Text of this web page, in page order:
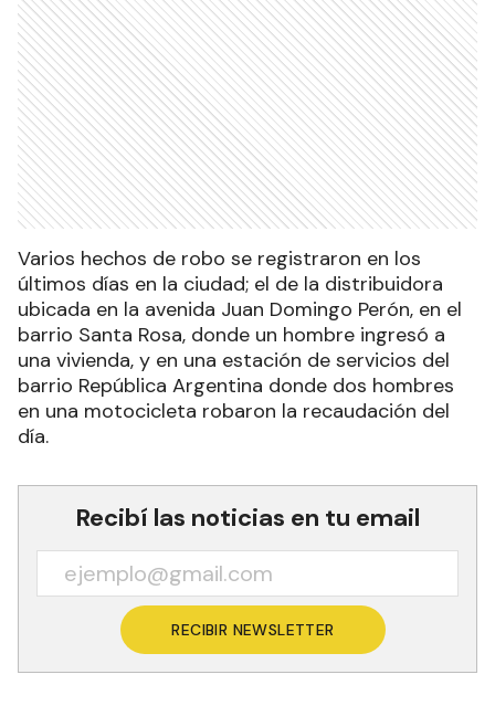
Varios hechos de robo se registraron en los
últimos días en la ciudad; el de la distribuidora
ubicada en la avenida Juan Domingo Perón, en el
barrio Santa Rosa, donde un hombre ingresó a
una vivienda, y en una estación de servicios del
barrio República Argentina donde dos hombres
en una motocicleta robaron la recaudación del
día.
Recibí las noticias en tu email
RECIBIR NEWSLETTER